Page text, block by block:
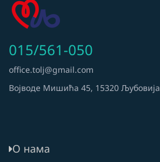
015/561-050
office.tolj@gmail.com
Војводе Мишића 45, 15320 Љубовија
О нама